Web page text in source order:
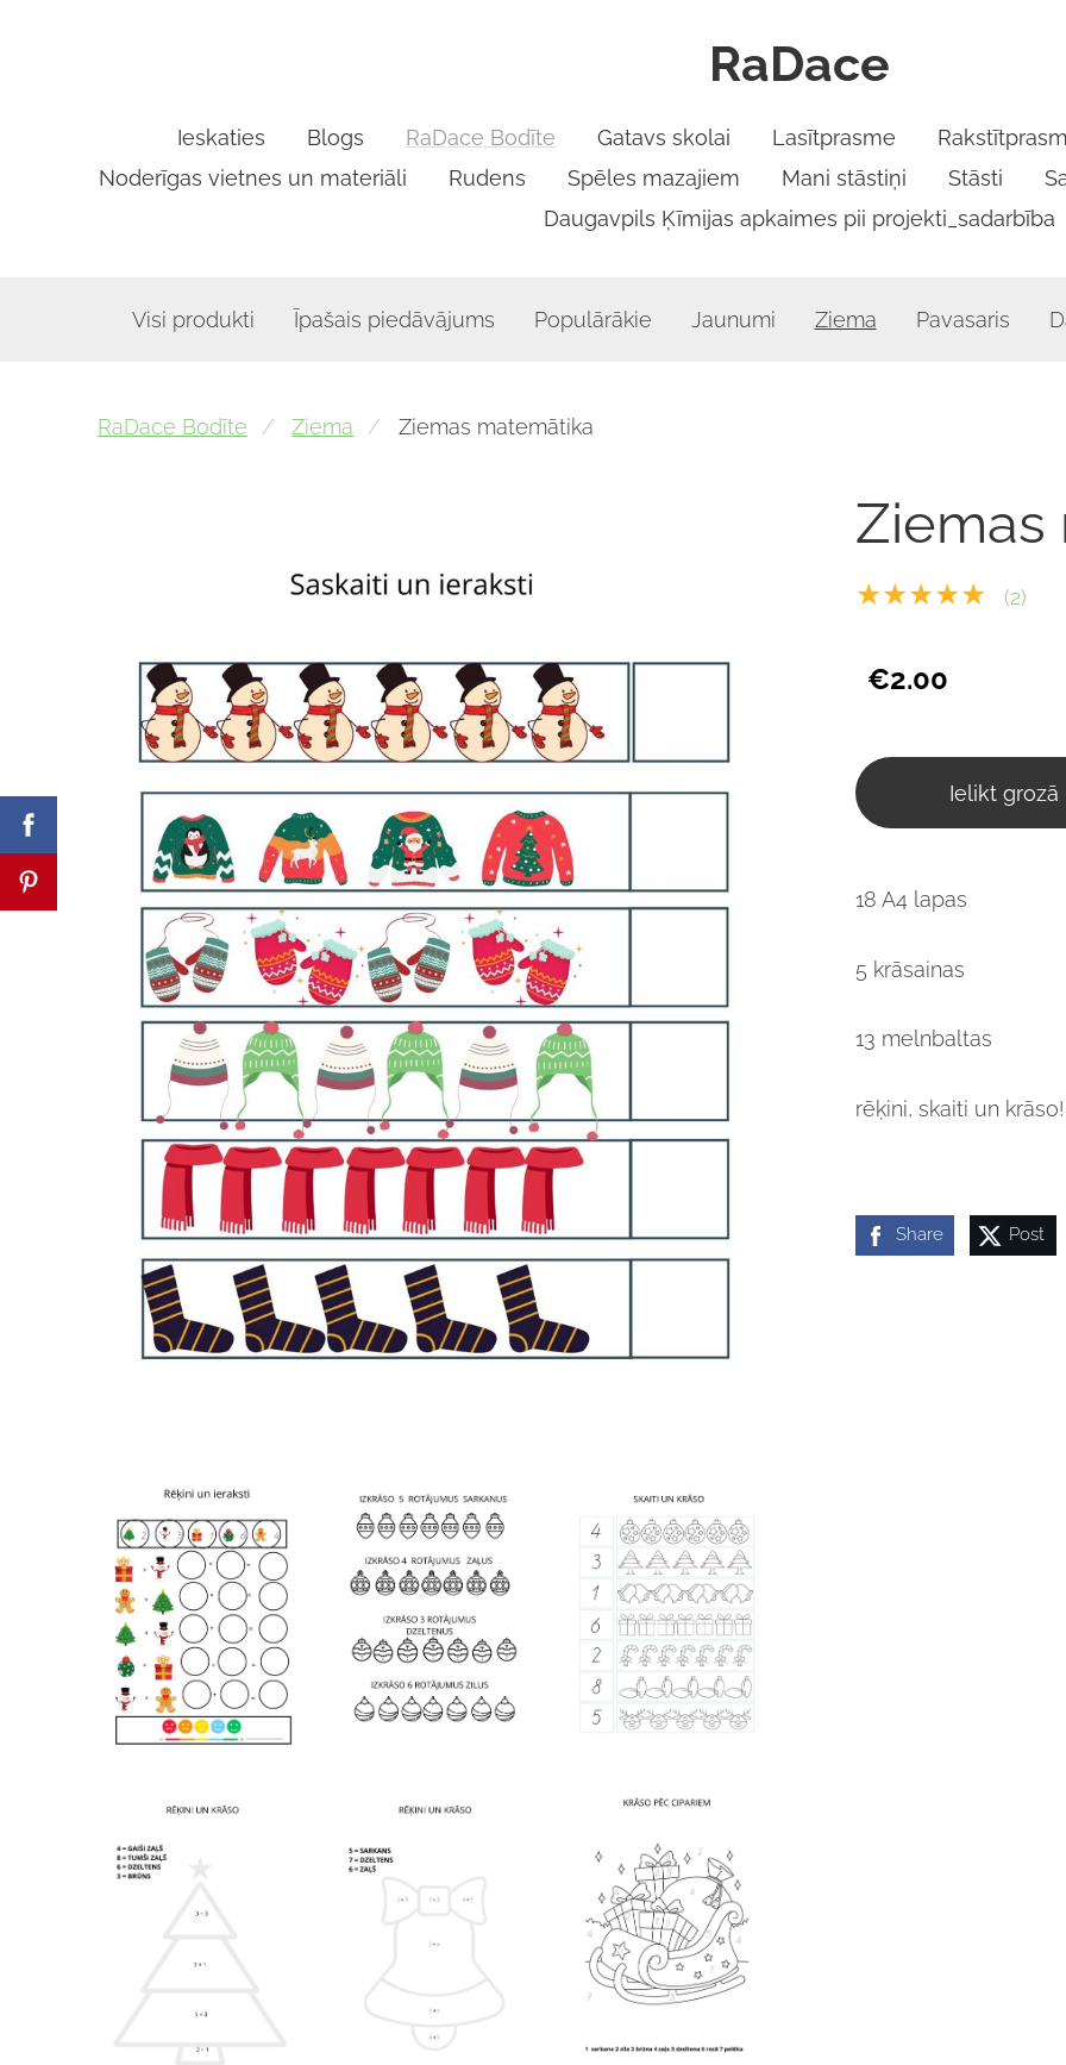
RaDace
Ieskaties Blogs RaDace Bodīte Gatavs skolai Lasītprasme
Noderīgas vietnes un materiāli
Rudens Spēles mazajiem Mani stāstiņi Stāsti
Daugavpils Ķīmijas apkaimes pii projekti_sadarbība
Visi produkti Īpašais piedāvājums Populārākie Jaunumi Ziema Pavasaris
RaDace Bodīte Ziema Ziemas matemātika
Ziemas
★★★★★ (2)
€2.00
Ielikt grozā
18 A4 lapas
5 krāsainas
13 melnbaltas
rēķini, skaiti un krāso!
Share Post